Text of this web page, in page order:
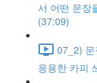
서 어떤 문장
(37:09)
07_2)
응용한 카피